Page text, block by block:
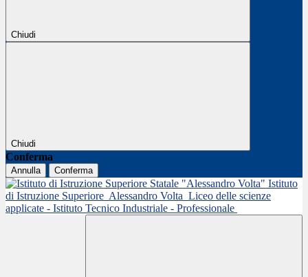
Chiudi
Chiudi
Conferma
Annulla Conferma
Istituto
di Istruzione Superiore Alessandro Volta Liceo delle scienze
applicate - Istituto Tecnico Industriale - Professionale